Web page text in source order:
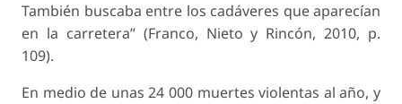
También buscaba entre los cadáveres que aparecían
en la carretera” (Franco, Nieto y Rincón, 2010, p.
109).
En medio de unas 24 000 muertes violentas al año, y